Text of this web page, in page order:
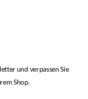
und verpassen Sie
Shop.